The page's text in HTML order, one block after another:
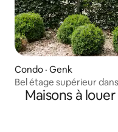
Condo · Genk
Bel étage supérieur
Maisons à